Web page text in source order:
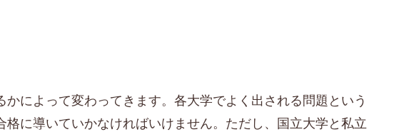
によって変わってきます。各大学でよく出される問題という
に導いていかなければいけません。ただし、国立大学と私立